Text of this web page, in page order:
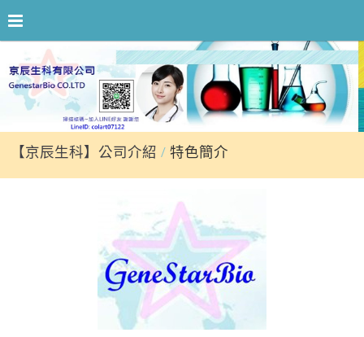
【京辰生科】公司介紹 特色簡介